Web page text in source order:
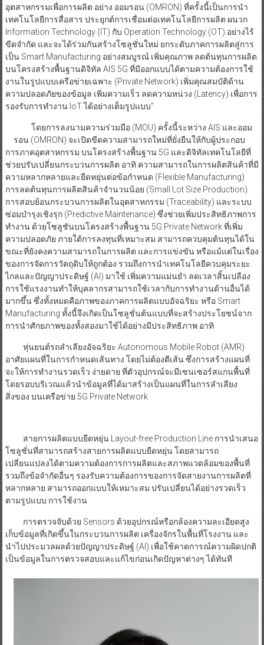
อุตสาหกรรมเพื่อการผลิต อย่าง ออมรอน (OMRON) ที่ครั้งนี้เป็นการนำ
เทคโนโลยีการสื่อสาร ประยุกต์การเชื่อมต่อเทคโนโลยีการผลิต ผนวก
Information Technology (IT) กับ Operation Technology (OT) อย่างไร้
ขีดจำกัด และจะได้ร่วมกันสร้างโซลูชั่นใหม่ ยกระดับภาคการผลิตสู่การ
เป็น Smart Manufacturing อย่างสมบูรณ์ เพิ่มคุณภาพ ลดต้นทุนการผลิต
บนโครงสร้างพื้นฐานดิจิทัล AIS 5G ที่มีออกแบบได้ตามความต้องการใช้
งานในรูปแบบเครือข่ายเฉพาะ (Private Network) เพิ่มคุณสมบัติด้าน
ความปลอดภัยของข้อมูล เพิ่มความเร็ว ลดความหน่วง (Latency) เพื่อการ
รองรับการทำงาน IoT ได้อย่างเต็มรูปแบบ”
โดยการลงนามความร่วมมือ (MOU) ครั้งนี้ระหว่าง AIS และออม
รอน (OMRON) จะเปิดขีดความสามารถใหม่ที่ยั่งยืนให้กับผู้ประกอบ
การภาคอุตสาหกรรม บนโครงสร้างพื้นฐาน 5G และดิจิทัลเทคโนโลยีที่
ช่วยปรับเปลี่ยนกระบวนการผลิต อาทิ ความสามารถในการผลิตสินค้าที่มี
ความหลากหลายและยืดหยุ่นต่อข้อกำหนด (Flexible Manufacturing)
การลดต้นทุนการผลิตสินค้าจำนวนน้อย (Small Lot Size Production)
การสอบย้อนกระบวนการผลิตในอุตสาหกรรม (Traceability) และระบบ
ซ่อมบำรุงเชิงรุก (Predictive Maintenance) ซึ่งช่วยเพิ่มประสิทธิภาพการ
ทำงาน ด้วยโซลูชันบนโครงสร้างพื้นฐาน 5G Private Network ที่เพิ่ม
ความปลอดภัย ภายใต้การลงทุนที่เหมาะสม สามารถควบคุมต้นทุนได้ใน
ขณะที่ยังคงความสามารถในการผลิต และการแข่งขัน หรือแม้แต่ในเรื่อง
ของการจัดการวัตถุดิบให้ถูกต้อง รวมถึงการนำเทคโนโลยีควบคุมระยะ
ไกลและปัญญาประดิษฐ์ (AI) มาใช้ เพิ่มความแม่นยำ ลดเวลาสิ้นเปลือง
การใช้แรงงานทำให้บุคลากรสามารถใช้เวลากับการทำงานด้านอื่นได้
มากขึ้น ซึ่งทั้งหมดคือภาพของภาคการผลิตแบบอัจฉริยะ หรือ Smart
Manufacturing ทั้งนี้จึงเกิดเป็นโซลูชั่นต้นแบบที่จะสร้างประโยชน์จาก
การนำศักยภาพของทั้งสองมาใช้ได้อย่างมีประสิทธิภาพ อาทิ
หุ่นยนต์รถลำเลียงอัจฉริยะ Autonomous Mobile Robot (AMR)
อาศัยแผนที่ในการกำหนดเส้นทาง โดยไม่ต้องตีเส้น ซึ่งการสร้างแผนที่
จะให้การทำงานรวดเร็ว ง่ายดาย ที่ตัวอุปกรณ์จะมีเซนเซอร์สแกนพื้นที่
โดยรอบบริเวณแล้วนำข้อมูลที่ได้มาสร้างเป็นแผนที่ในการลำเลียง
สิ่งของ บนเครือข่าย 5G Private Network
สายการผลิตแบบยืดหยุ่น Layout-free Production Line การนำเสนอ
โซลูชั่นที่สามารถสร้างสายการผลิตแบบยืดหยุ่น โดยสามารถ
เปลี่ยนแปลงได้ตามความต้องการการผลิตและสภาพแวดล้อมของพื้นที่
รวมถึงข้อจำกัดอื่นๆ รองรับความต้องการของการจัดสายงานการผลิตที่
หลากหลาย สามารถออกแบบให้เหมาะสม ปรับเปลี่ยนได้อย่างรวดเร็ว
ตามรูปแบบ การใช้งาน
การตรวจจับด้วย Sensors ด้วยอุปกรณ์หรือกล้องความละเอียดสูง
เก็บข้อมูลที่เกิดขึ้นในกระบวนการผลิต เครื่องจักรในพื้นที่โรงงาน และ
นำไปประมวลผลด้วยปัญญาประดิษฐ์ (AI) เพื่อใช้คาดการณ์ความผิดปกติ
เป็นข้อมูลในการตรวจสอบและแก้ไขก่อนเกิดปัญหาต่างๆ ได้ทันที